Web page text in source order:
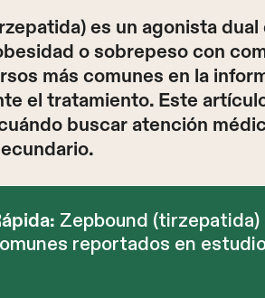
es un agonista
o sobrepeso con
más comunes en la
el tratamiento. Este
buscar atención
Zepbound
reportados en